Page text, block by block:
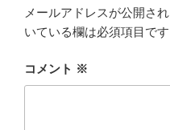
メールアドレスが公開さ
いている欄は必須項目です
コメント ※